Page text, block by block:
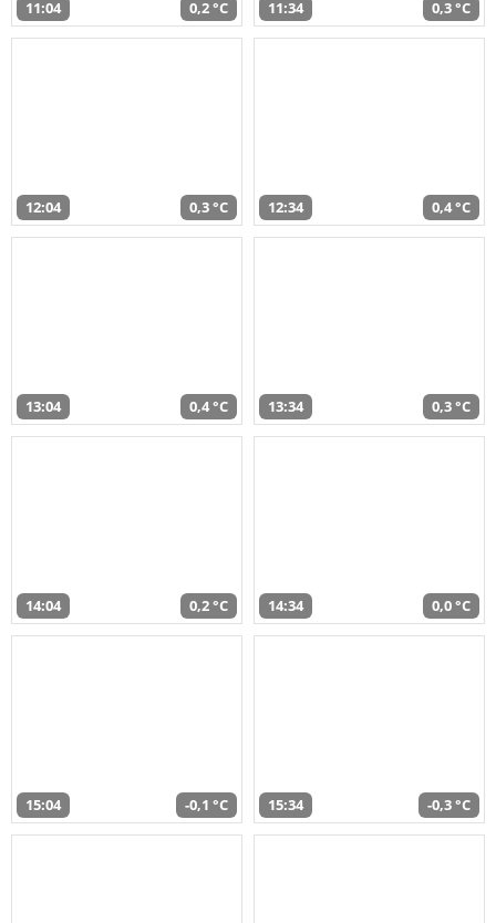
11:04 0,2 °C 11:34 0,3 °C
12:04 0,3 °C 12:34 0,4 °C
13:04 0,4 °C 13:34 0,3 °C
14:04 0,2 °C 14:34 0,0 °C
15:04 -0,1 °C 15:34 -0,3 °C